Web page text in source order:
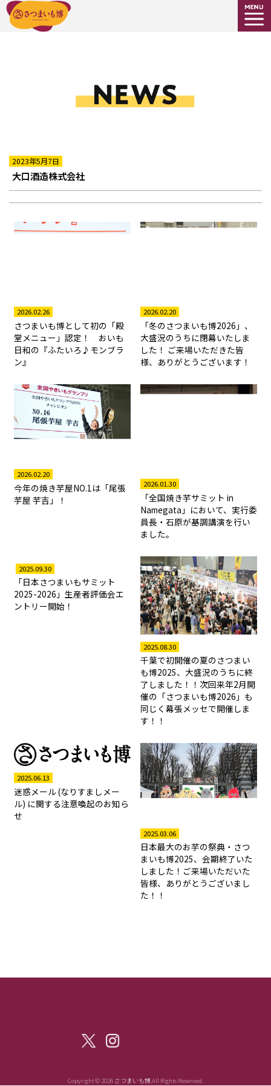
2023年5月7日
大口酒造株式会社
2026.02.26
さつまいも博として初の「殿
堂メニュー」認定！ おいも
日和の『ふたいろ♪モンブラ
ン』
2026.02.20
「冬のさつまいも博2026」、
大盛況のうちに閉幕いたしま
した！ ご来場いただきた皆
様、ありがとうございます！
2026.02.20
今年の焼き芋屋NO.1は「尾張
芋屋 芋吉」！
2026.01.30
「全国焼き芋サミット in
Namegata」において、実行委
員長・石原が基調講演を行い
ました。
2025.09.30
「日本さつまいもサミット
2025-2026」生産者評価会エ
ントリー開始！
2025.08.30
千葉で初開催の夏のさつまい
も博2025、大盛況のうちに終
了しました！！次回来年2月開
催の「さつまいも博2026」も
同じく幕張メッセで開催しま
す！！
2025.06.13
迷惑メール (なりすましメー
ル) に関する注意喚起のお知ら
せ
2025.03.06
日本最大のお芋の祭典・さつ
まいも博2025、会期終了いた
しました！ご来場いただいた
皆様、ありがとうございまし
た！！
Copyright © 2026 さつまいも博.All Rights Reserved.